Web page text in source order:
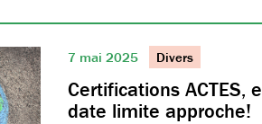
7 mai 2025 Divers
Certifications ACTES,
date limite approche!